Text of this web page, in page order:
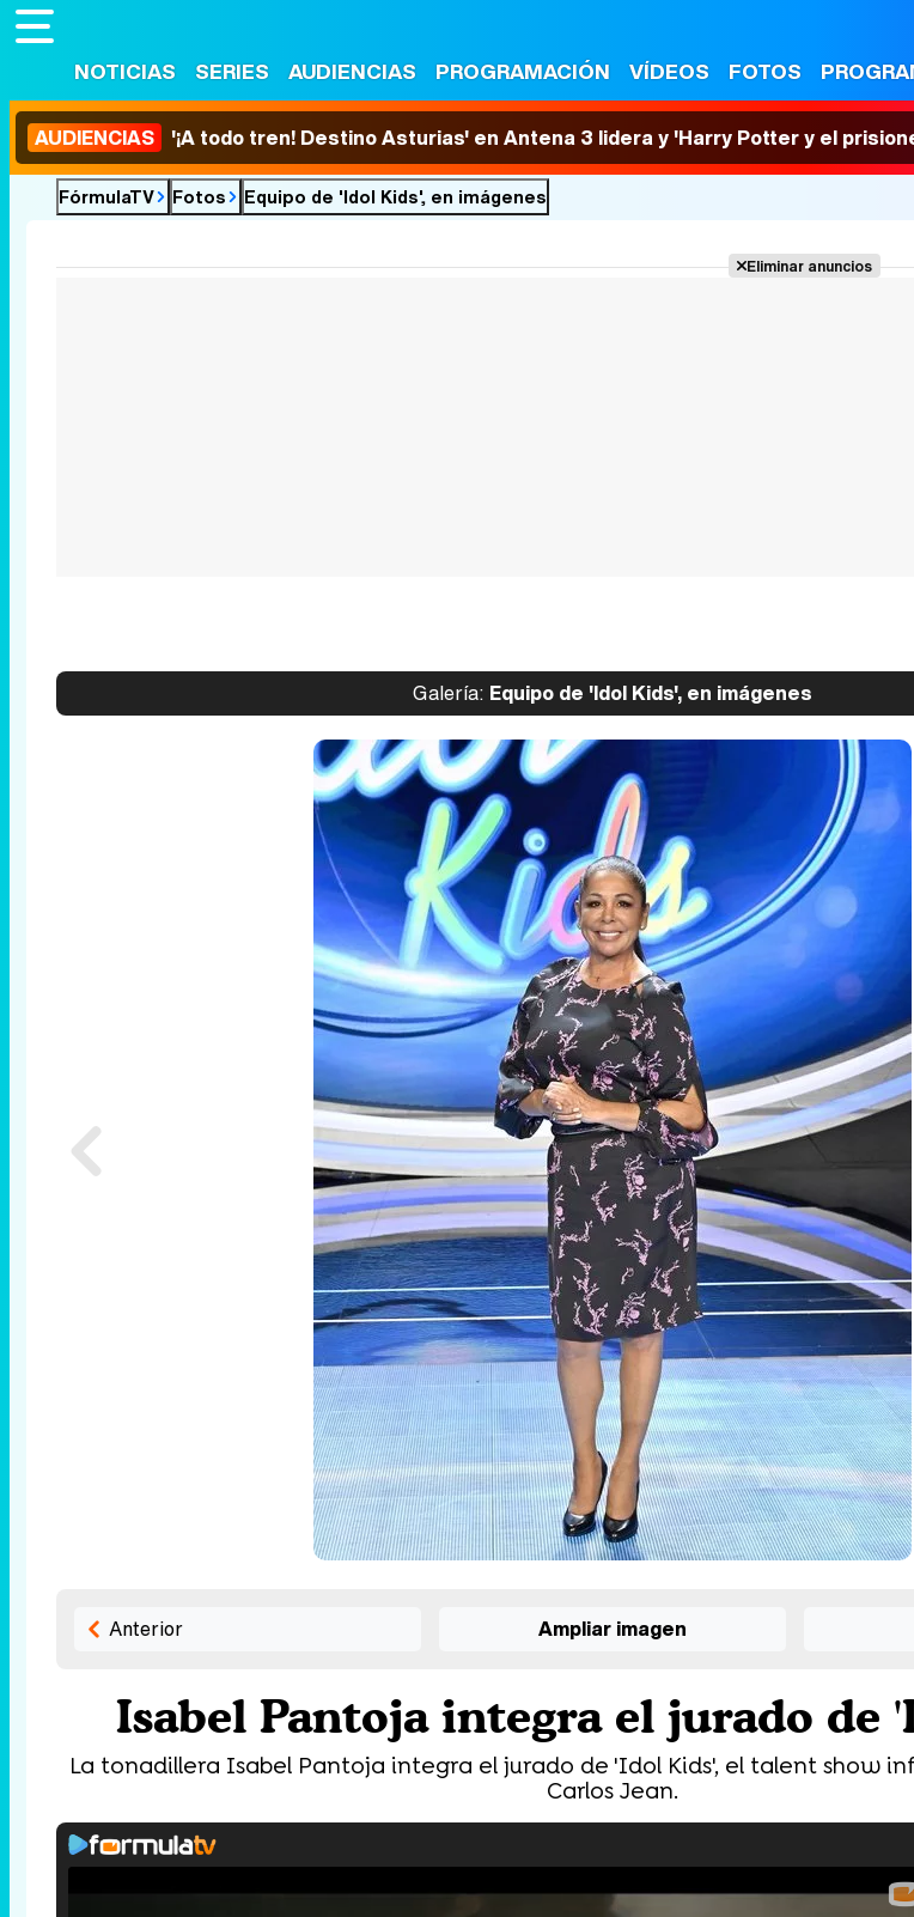
NOTICIAS SERIES AUDIENCIAS PROGRAMACIÓN VÍDEOS FOTOS
AUDIENCIAS '¡A todo tren! Destino Asturias' en Antena 3 lidera y 'Harry Potter y el
FórmulaTV Fotos Equipo de 'Idol Kids', en imágenes
Eliminar anuncios
Galería: Equipo de 'Idol Kids', en imágenes
Anterior Ampliar imagen
Isabel Pantoja integra el jurado de
La tonadillera Isabel Pantoja integra el jurado de 'Idol Kids', el talent show
Carlos Jean.